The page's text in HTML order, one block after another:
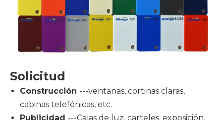
Solicitud
Construcción ---ventanas, cortinas claras,
cabinas telefónicas, etc.
Publicidad ---Cajas de luz, carteles, exposición,